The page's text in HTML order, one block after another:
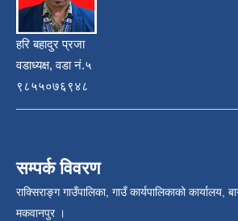
हरि बहादुर प्रजा
वडाध्यक्ष, वडा नं.५
९८५५०७६९४८
सम्पर्क विवरण
राक्सिराङ्ग गाउँपालिका, गाउँ कार्यपालिकाको कार्यालय,
मकवानपुर ।